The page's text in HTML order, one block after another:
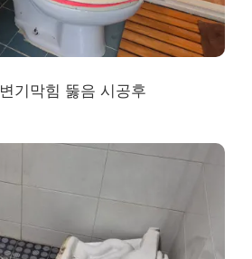
변기막힘 뚫음 시공후